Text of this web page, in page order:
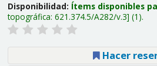
Disponibilidad: Ítems disponibles
topográfica: 621.374.5/A282/v.3 (1).
Hacer